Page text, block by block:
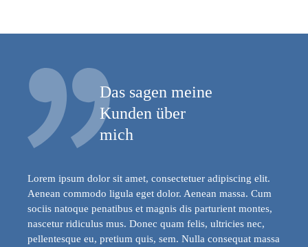
Das sagen meine
Kunden über
mich
Lorem ipsum dolor sit amet, consectetuer adipiscing elit.
Aenean commodo ligula eget dolor. Aenean massa. Cum
sociis natoque penatibus et magnis dis parturient montes,
nascetur ridiculus mus. Donec quam felis, ultricies nec,
pellentesque eu, pretium quis, sem. Nulla consequat massa